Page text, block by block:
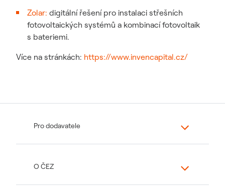
Zolar: digitální řešení pro instalaci střešních
fotovoltaických systémů a kombinací fotovoltaik
s bateriemi.
Více na stránkách: https://www.invencapital.cz/
Pro dodavatele
O ČEZ